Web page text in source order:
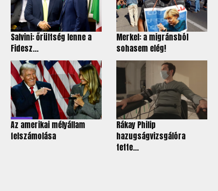
Salvini: őrültség lenne a
Fidesz...
Merkel: a migránsból
sohasem elég!
Az amerikai mélyállam
felszámolása
Rákay Philip
hazugságvizsgálóra
tette...